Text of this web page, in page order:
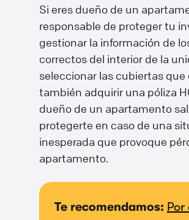
Si eres dueño de un
responsable de proteger tu
gestionar la información de
correctos del interior de la
seleccionar las cubiertas que
también adquirir una póliza
dueño de un apartamento
protegerte en caso de una
inesperada que provoque
apartamento.
Te recomendamos: Por